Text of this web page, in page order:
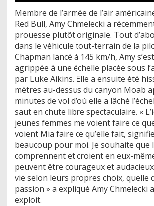
Membre de l’armée de l’air
Red Bull, Amy Chmelecki a
prouesse plutôt originale. Tout
dans le véhicule tout-terrain de la
Chapman lancé à 145 km/h, Amy
agrippée à une échelle placée sous
par Luke Aikins. Elle a ensuite été
mètres au-dessus du canyon Moab
minutes de vol d’où elle a lâché
saut en chute libre spectaculaire. «
jeunes femmes me voient faire ce
voient Mia faire ce qu’elle fait,
beaucoup pour moi. Je souhaite que
comprennent et croient en eux-
peuvent être courageux et
vie selon leurs propres choix, quelle
passion » a expliqué Amy Chmelecki
exploit.